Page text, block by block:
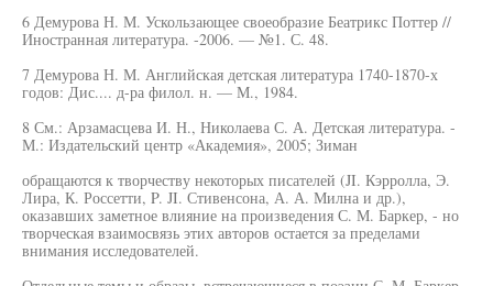
6 Демурова Н. М. Ускользающее своеобразие Беатрикс Поттер //
Иностранная литература. -2006. — №1. С. 48.
7 Демурова Н. М. Английская детская литература 1740-1870-х
годов: Дис.... д-ра филол. н. — М., 1984.
8 См.: Арзамасцева И. Н., Николаева С. А. Детская литература. -
М.: Издательский центр «Академия», 2005; Зиман
обращаются к творчеству некоторых писателей (JI. Кэрролла, Э.
Лира, К. Россетти, P. JI. Стивенсона, А. А. Милна и др.),
оказавших заметное влияние на произведения С. М. Баркер, - но
творческая взаимосвязь этих авторов остается за пределами
внимания исследователей.